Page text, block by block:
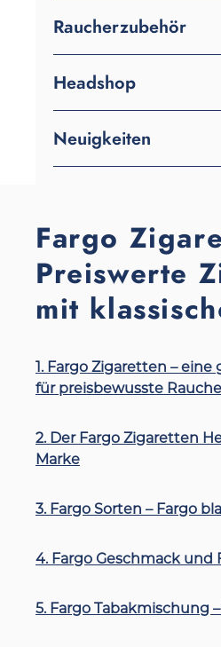
Raucherzubehör
Headshop
Neuigkeiten
Fargo
Preiswerte
mit
1. Fargo Zigaretten –
für preisbewusste
2. Der Fargo Zigaretten
Marke
3. Fargo Sorten – Fargo
4. Fargo Geschmack und
5. Fargo Tabakmischung